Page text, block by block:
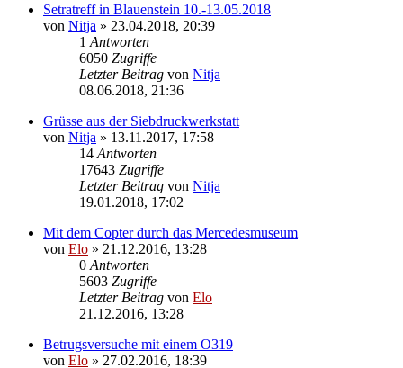
Setratreff in Blauenstein 10.-13.05.2018
von Nitja » 23.04.2018, 20:39
1 Antworten
6050 Zugriffe
Letzter Beitrag von Nitja
08.06.2018, 21:36
Grüsse aus der Siebdruckwerkstatt
von Nitja » 13.11.2017, 17:58
14 Antworten
17643 Zugriffe
Letzter Beitrag von Nitja
19.01.2018, 17:02
Mit dem Copter durch das Mercedesmuseum
von Elo » 21.12.2016, 13:28
0 Antworten
5603 Zugriffe
Letzter Beitrag von Elo
21.12.2016, 13:28
Betrugsversuche mit einem O319
von Elo » 27.02.2016, 18:39